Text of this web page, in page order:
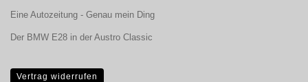
Eine Autozeitung - Genau mein Ding
Der BMW E28 in der Austro Classic
Vertrag widerrufen